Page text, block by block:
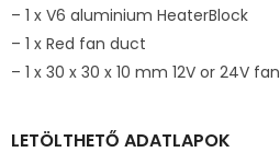
– 1 x V6 aluminium HeaterBlock
– 1 x Red fan duct
– 1 x 30 x 30 x 10 mm 12V or 24V fan
LETÖLTHETŐ ADATLAPOK